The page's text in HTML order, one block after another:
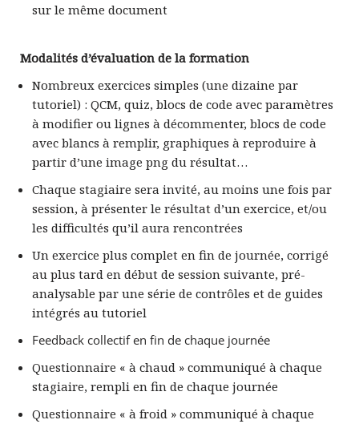
sur le même document
Modalités d’évaluation de la formation
Nombreux exercices simples (une dizaine par
tutoriel) : QCM, quiz, blocs de code avec paramètres
à modifier ou lignes à décommenter, blocs de code
avec blancs à remplir, graphiques à reproduire à
partir d’une image png du résultat…
Chaque stagiaire sera invité, au moins une fois par
session, à présenter le résultat d’un exercice, et/ou
les difficultés qu’il aura rencontrées
Un exercice plus complet en fin de journée, corrigé
au plus tard en début de session suivante, pré-
analysable par une série de contrôles et de guides
intégrés au tutoriel
Feedback collectif en fin de chaque journée
Questionnaire « à chaud » communiqué à chaque
stagiaire, rempli en fin de chaque journée
Questionnaire « à froid » communiqué à chaque